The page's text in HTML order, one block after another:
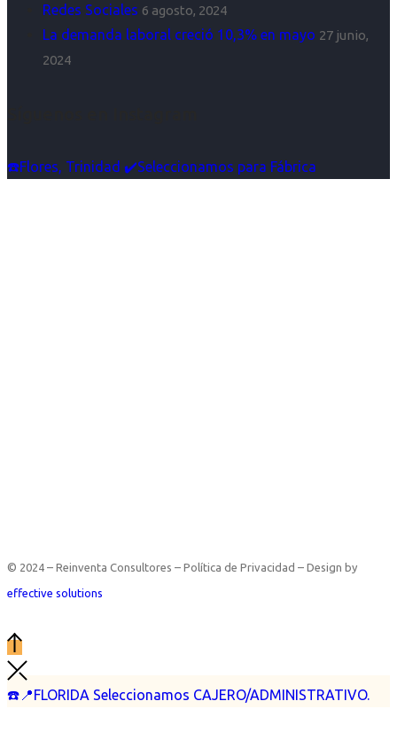
Redes Sociales 6 agosto, 2024
La demanda laboral creció 10,3% en mayo 27 junio,
2024
☎️Flores, Trinidad ✔️Seleccionamos para Fábrica
☎️📍FLORIDA Seleccionamos CAJERO/ADMINISTRATIVO.
© 2024 – Reinventa Consultores – Política de Privacidad – Design by
effective solutions